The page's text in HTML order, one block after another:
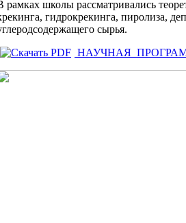
рамках школы рассматривались
гидрокрекинга, пиролиза,
сырья.